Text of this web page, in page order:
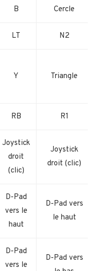
B Cercle
LT N2
Y Triangle
RB R1
Joystick
droit
(clic)
Joystick
droit (clic)
D-Pad
vers le
haut
D-Pad vers
le haut
D-Pad
vers le
D-Pad vers